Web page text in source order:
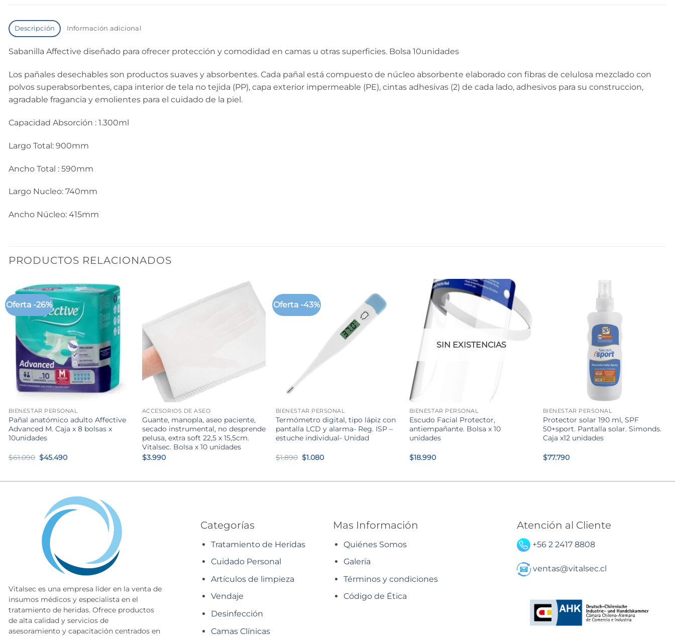
Descripción Información adicional
Sabanilla Affective diseñado para ofrecer protección y comodidad en camas u otras superficies. Bolsa 10unidades
Los pañales desechables son productos suaves y absorbentes. Cada pañal está compuesto de núcleo absorbente elaborado con fibras de celulosa mezclado con
polvos superabsorbentes, capa interior de tela no tejida (PP), capa exterior impermeable (PE), cintas adhesivas (2) de cada lado, adhesivos para su construccion,
agradable fragancia y emolientes para el cuidado de la piel.
Capacidad Absorción : 1.300ml
Largo Total: 900mm
Ancho Total : 590mm
Largo Nucleo: 740mm
Ancho Núcleo: 415mm
PRODUCTOS RELACIONADOS
Oferta -26%
+
BIENESTAR PERSONAL
Pañal anatómico adulto Affective
Advanced M. Caja x 8 bolsas x
10unidades
$61.090 El
precio
$45.490El
ACCESORIOS DE ASEO
Guante, manopla, aseo paciente,
secado instrumental, no desprende
pelusa, extra soft 22,5 x 15,5cm.
Vitalsec. Bolsa x 10 unidades
$3.990
Oferta -43%
+
BIENESTAR PERSONAL
Termómetro digital, tipo lápiz con
pantalla LCD y alarma- Reg. ISP –
estuche individual- Unidad
$1.890 El
precio
$1.080El
SIN EXISTENCIAS
BIENESTAR PERSONAL
Escudo Facial Protector,
antiempañante. Bolsa x 10
unidades
$18.990
BIENESTAR PERSONAL
Protector solar 190 ml, SPF
50+sport. Pantalla solar. Simonds.
Caja x12 unidades
$77.790
Vitalsec es una empresa líder en la venta de
insumos médicos y especialista en el
tratamiento de heridas. Ofrece productos
de alta calidad y servicios de
asesoramiento y capacitación centrados en
Categorías
Tratamiento de Heridas
Cuidado Personal
Artículos de limpieza
Vendaje
Desinfección
Camas Clínicas
Mas Información
Quiénes Somos
Galería
Términos y condiciones
Código de Ética
Atención al Cliente
+56 2 2417 8808
ventas@vitalsec.cl